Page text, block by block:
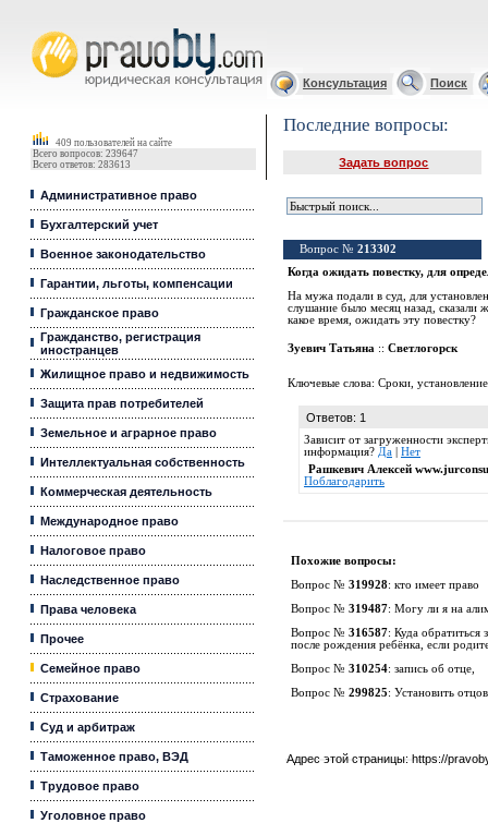
Консультация Поиск
409 пользователей на сайте
Всего вопросов: 239647
Всего ответов: 283613
Административное право
Бухгалтерский учет
Военное законодательство
Гарантии, льготы, компенсации
Гражданское право
Гражданство, регистрация
иностранцев
Жилищное право и недвижимость
Защита прав потребителей
Земельное и аграрное право
Интеллектуальная собственность
Коммерческая деятельность
Международное право
Налоговое право
Наследственное право
Права человека
Прочее
Семейное право
Страхование
Суд и арбитраж
Таможенное право, ВЭД
Трудовое право
Уголовное право
Последние вопросы:
Задать вопрос
Вопрос № 213302
Когда ожидать повестку, для
На мужа подали в суд, для
слушание было месяц назад, сказали
какое время, ожидать эту повестку?
Зуевич Татьяна :: Светлогорск
Ключевые слова: Сроки
Ответов: 1
Зависит от загруженности
информация? Да
Нет
Рашкевич Алексей
Поблагодарить
Похожие вопросы:
Вопрос № 319928: кто имеет право
Вопрос № 319487: Могу ли я на
Вопрос № 316587: Куда обратиться
после рождения ребёнка, если
Вопрос № 310254: запись об отце,
Вопрос № 299825: Установить
Адрес этой страницы: https://